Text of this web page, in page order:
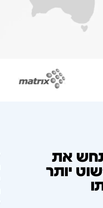
את
יותר